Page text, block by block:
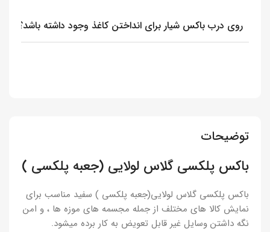
توضیحات
باکس پلکسی گلاس لولایی (جعبه پلکسی )
باکس پلکسی گلاس لولایی(جعبه پلکسی ) سفید مناسب برای
نمایش کالا های مختلف از جمله مجسمه های موزه ها ، و امن
نگه داشتن وسایل غیر قابل تعویض به کار برده میشود.
روی درب باکس شیار برای انداختن کاغذ وجود داشته باشد؟